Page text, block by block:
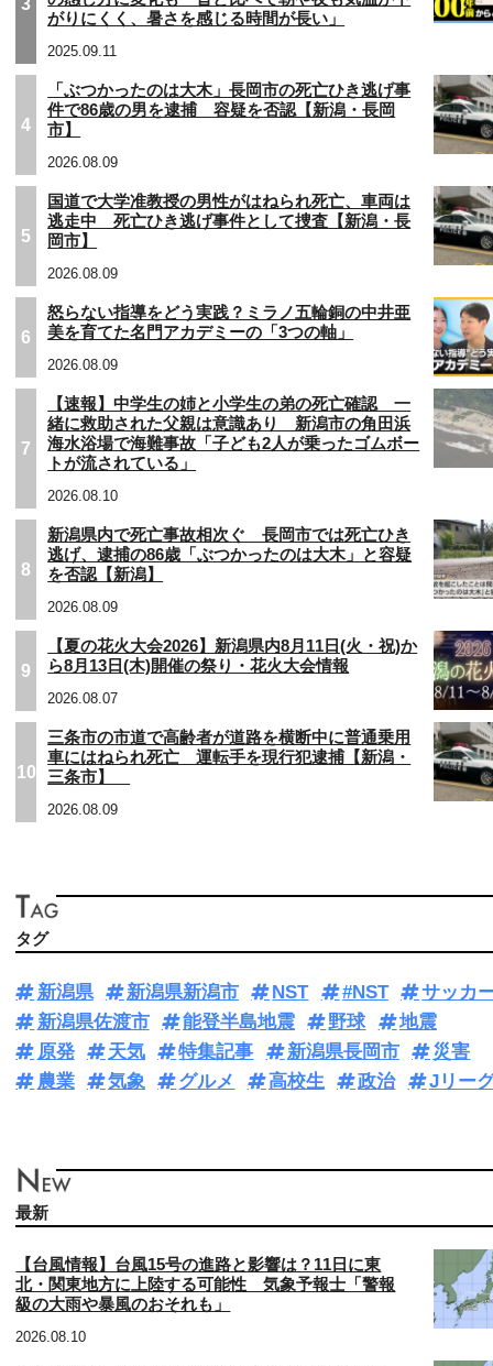
がりにくく、暑さを感じる時間が長い」
2025.09.11
4
「ぶつかったのは大木」長岡市の死亡ひき逃げ事
件で86歳の男を逮捕 容疑を否認【新潟・長岡
市】
2026.08.09
5
国道で大学准教授の男性がはねられ死亡、車両は
逃走中 死亡ひき逃げ事件として捜査【新潟・長
岡市】
2026.08.09
6
怒らない指導をどう実践？ミラノ五輪銅の中井亜
美を育てた名門アカデミーの「3つの軸」
2026.08.09
7
【速報】中学生の姉と小学生の弟の死亡確認 一
緒に救助された父親は意識あり 新潟市の角田浜
海水浴場で海難事故「子ども2人が乗ったゴムボー
トが流されている」
2026.08.10
8
新潟県内で死亡事故相次ぐ 長岡市では死亡ひき
逃げ、逮捕の86歳「ぶつかったのは大木」と容疑
を否認【新潟】
2026.08.09
9
【夏の花火大会2026】新潟県内8月11日(火・祝)か
ら8月13日(木)開催の祭り・花火大会情報
2026.08.07
10
三条市の市道で高齢者が道路を横断中に普通乗用
車にはねられ死亡 運転手を現行犯逮捕【新潟・
三条市】
2026.08.09
タグ
新潟県 新潟県新潟市 NST #NST
サッカ
新潟県佐渡市
能登半島地震 野球
地震
原発
天気 特集記事 新潟県長岡市
災害
農業
気象 グルメ 高校生 政治 Jリー
最新
【台風情報】台風15号の進路と影響は？11日に東
北・関東地方に上陸する可能性 気象予報士「警報
級の大雨や暴風のおそれも」
2026.08.10